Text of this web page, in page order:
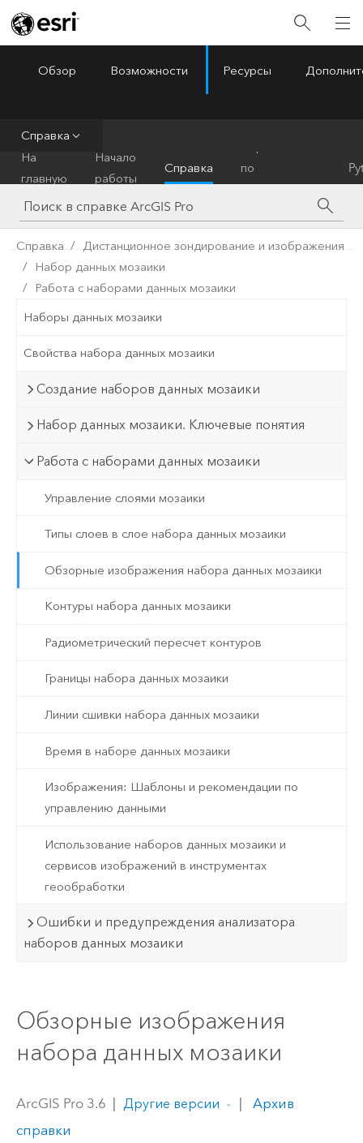
ArcGIS Pro
Обзор Возможности Ресурсы
Справка
На
главную
Начало
работы
Справка
по
инструментам
Справка
Дистанционное зондирование и изображения
Набор данных мозаики
Работа с наборами данных мозаики
Наборы данных мозаики
Свойства набора данных мозаики
Создание наборов данных мозаики
Набор данных мозаики. Ключевые понятия
Работа с наборами данных мозаики
Управление слоями мозаики
Типы слоев в слое набора данных мозаики
Обзорные изображения набора данных мозаики
Контуры набора данных мозаики
Радиометрический пересчет контуров
Границы набора данных мозаики
Линии сшивки набора данных мозаики
Время в наборе данных мозаики
Изображения: Шаблоны и рекомендации по
управлению данными
Использование наборов данных мозаики и
сервисов изображений в инструментах
геообработки
Ошибки и предупреждения анализатора
наборов данных мозаики
Обзорные изображения
набора данных мозаики
ArcGIS Pro 3.6 Другие версии
Архив
справки